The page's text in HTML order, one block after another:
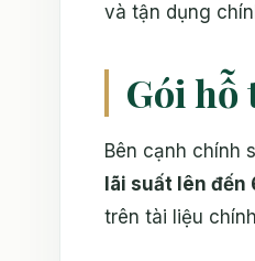
và tận dụng
Gói hỗ
Bên cạnh chính
lãi suất lên đến
trên tài liệu